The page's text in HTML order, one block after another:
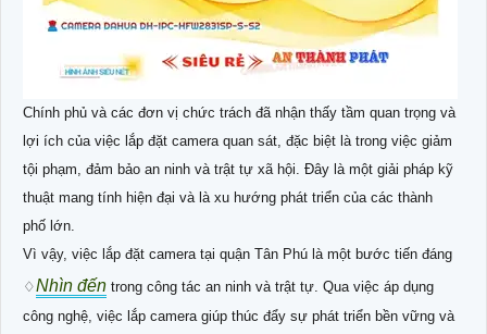
Chính phủ và các đơn vị chức trách đã nhận thấy tầm quan trọng và
lợi ích của việc lắp đặt camera quan sát, đặc biệt là trong việc giảm
tội phạm, đảm bảo an ninh và trật tự xã hội. Đây là một giải pháp kỹ
thuật mang tính hiện đại và là xu hướng phát triển của các thành
phố lớn.
Vì vậy, việc lắp đặt camera tại quận Tân Phú là một bước tiến đáng
♢Nhìn đến trong công tác an ninh và trật tự. Qua việc áp dụng
công nghệ, việc lắp camera giúp thúc đẩy sự phát triển bền vững và